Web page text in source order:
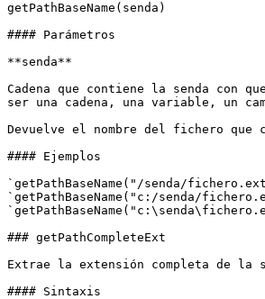
getPathBaseName(senda)
#### Parámetros
**senda**
Cadena que contiene la senda con
ser una cadena, una variable, un
Devuelve el nombre del fichero que
#### Ejemplos
`getPathBaseName("/senda/
`getPathBaseName("c:/senda/
### getPathCompleteExt
Extrae la extensión completa de
#### Sintaxis